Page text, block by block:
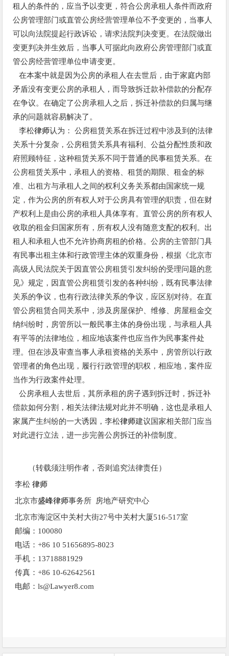
租人的条件的，应当予以变更，符合公房承租人条件而政府
公房管理部门或直管公房经营管理单位不予变更的，当事人
可以向法院提起行政诉讼，请求法院判决变更。在法院做出
变更判决并生效后，当事人可据此向政府公房管理部门或直
管公房经营管理单位申请变更。
在本案中就是因为公房的承租人在去世后，由于家庭内部
矛盾没有变更公房的承租人，而导致拆迁款补偿款的分配存
在争议。在确定了公房承租人之后，拆迁补偿款的归属与继
承的问题就容易解决了。
李松律师认为： 公房租赁关系在拆迁过程中涉及到的法律
关系十分复杂，公房租赁关系具有福利、公益分配性质和政
府照顾特征，这种租赁关系不同于普通的民事租赁关系。在
公房租赁关系中，承租人的资格、租赁的期限、租金的标
准、出租方与承租人之间的权利义务关系都由国家统一规
定，作为公房的所有权人对于公房具有管理的职责，但在财
产权利上是由公房的承租人具体享有。直管公房的所有权人
收取的租金归国家所有，所有权人没有随意支配的权利。出
租人和承租人也不允许协商房租的价格。公房的主管部门具
有民事出租主体和行政管理主体的双重身份，根据《北京市
高级人民法院关于因直管公房租赁引发纠纷的受理问题的意
见》规定，因直管公房租赁引发的各种纠纷，既有民事法律
关系的争议，也有行政法律关系的争议，应区别对待。在直
管公房租赁合同关系中，涉及房屋保护、维修、房屋租金交
纳纠纷时，房管所以一般民事主体的身份出现，与承租人具
有平等的法律地位，相应地该案件也应当作为民事案件处
理。但在涉及审查当事人承租资格的关系中，房管所以行政
管理者的角色出现，履行行政管理的职权，相应地，案件应
当作为行政案件处理。
公房承租人去世后，其所承租的房子遇到拆迁时，拆迁补
偿款如何分割，相关法律法规对此并不明确，这也是承租人
家属产生纠纷的一大诱因，李松律师建议国家相关部门应当
对此进行立法，进一步完善公房拆迁的补偿制度。
（转载须注明作者，否则追究法律责任）
李松 律师
北京市盛峰律师事务所 房地产研究中心
北京市海淀区中关村大街27号中关村大厦516-517室
邮编： 100080
电话：+86 10 51656895-8023
手机： 13718881929
传真：+86 10-62642561
电邮：ls@Lawyer8.com